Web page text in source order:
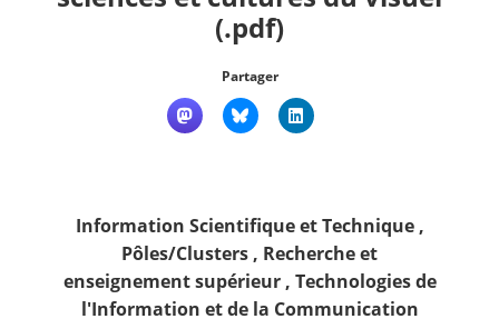
Qui sommes nous ?
Nous suivre
(.pdf)
Partager
Information Scientifique et Technique,
Pôles/Clusters , Recherche et
enseignement supérieur, Technologies de
l'Information et de la Communication